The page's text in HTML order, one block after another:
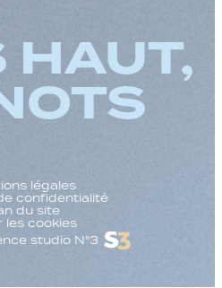
HAUT,
légales
confidentialité
du site
les cookies
studio N°3